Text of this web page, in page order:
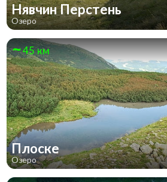
Нявчин Перстень
Озеро
45 км
Плоске
Озеро